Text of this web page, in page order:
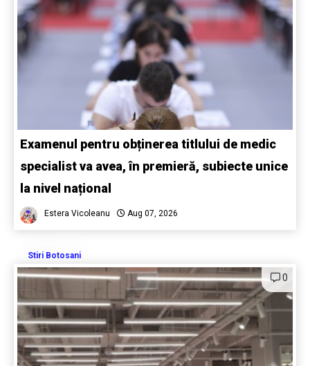
Examenul pentru obținerea titlului de medic
specialist va avea, în premieră, subiecte unice
la nivel național
Estera Vicoleanu Aug 07, 2026
Stiri Botosani
0